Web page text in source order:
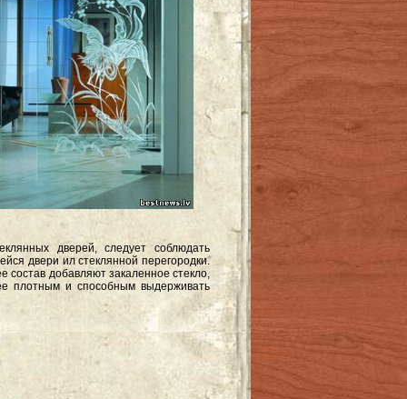
дверей, следует соблюдать
двери ил стеклянной перегородки.
состав добавляют закаленное стекло,
плотным и способным выдерживать